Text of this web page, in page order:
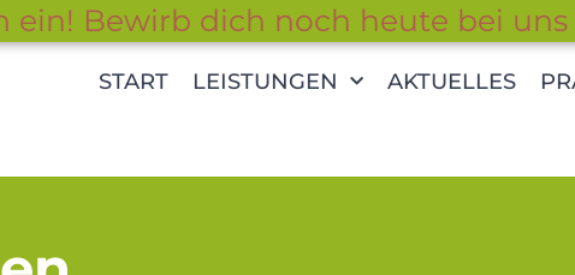
ein! Bewirb dich noch heute bei uns
START LEISTUNGEN AKTUELLES